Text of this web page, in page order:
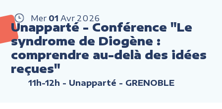
Mer 01 Avr 2026
Unapparté - Conférence "Le
syndrome de Diogène :
comprendre au-delà des idées
reçues"
11h-12h - Unapparté - GRENOBLE